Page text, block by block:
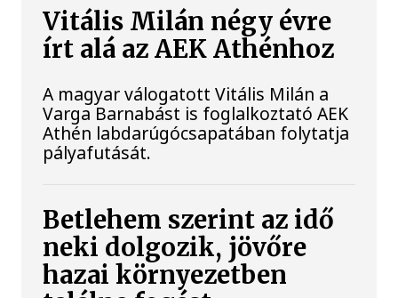
Vitális Milán négy évre
írt alá az AEK Athénhoz
A magyar válogatott Vitális Milán a
Varga Barnabást is foglalkoztató AEK
Athén labdarúgócsapatában folytatja
pályafutását.
Betlehem szerint az idő
neki dolgozik, jövőre
hazai környezetben